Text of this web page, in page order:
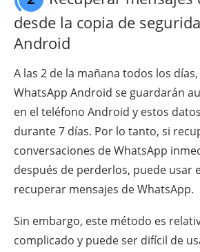
desde la copia de
Android
A las 2 de la mañana todos los
WhatsApp Android se guardarán
en el teléfono Android y estos
durante 7 días. Por lo tanto, si
conversaciones de WhatsApp
después de perderlos, puede usar
recuperar mensajes de WhatsApp.
Sin embargo, este método es
complicado y puede ser difícil de